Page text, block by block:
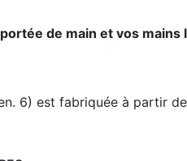
de main et vos
6) est fabriquée à partir